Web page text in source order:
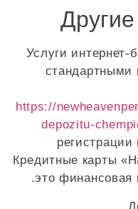
Услуги интернет-
стандартными
https://
depozitu-
регистрации
Кредитные карты
это финансовая